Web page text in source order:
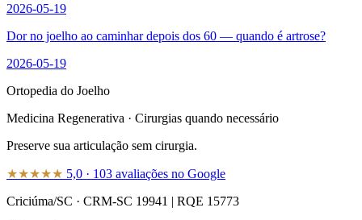
2026-05-19
Dor no joelho ao caminhar depois dos 60 — quando é artrose?
2026-05-19
Ortopedia do Joelho
Medicina Regenerativa · Cirurgias quando necessário
Preserve sua articulação sem cirurgia.
★★★★★ 5,0 · 103 avaliações no Google
Criciúma/SC · CRM-SC 19941 | RQE 15773